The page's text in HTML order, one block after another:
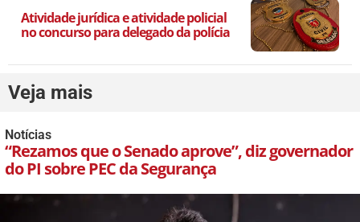
Atividade jurídica e atividade policial
no concurso para delegado da polícia
Veja mais
Notícias
“Rezamos que o Senado aprove”, diz governador
do PI sobre PEC da Segurança